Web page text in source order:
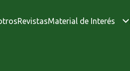
RevistasMaterial de Interés